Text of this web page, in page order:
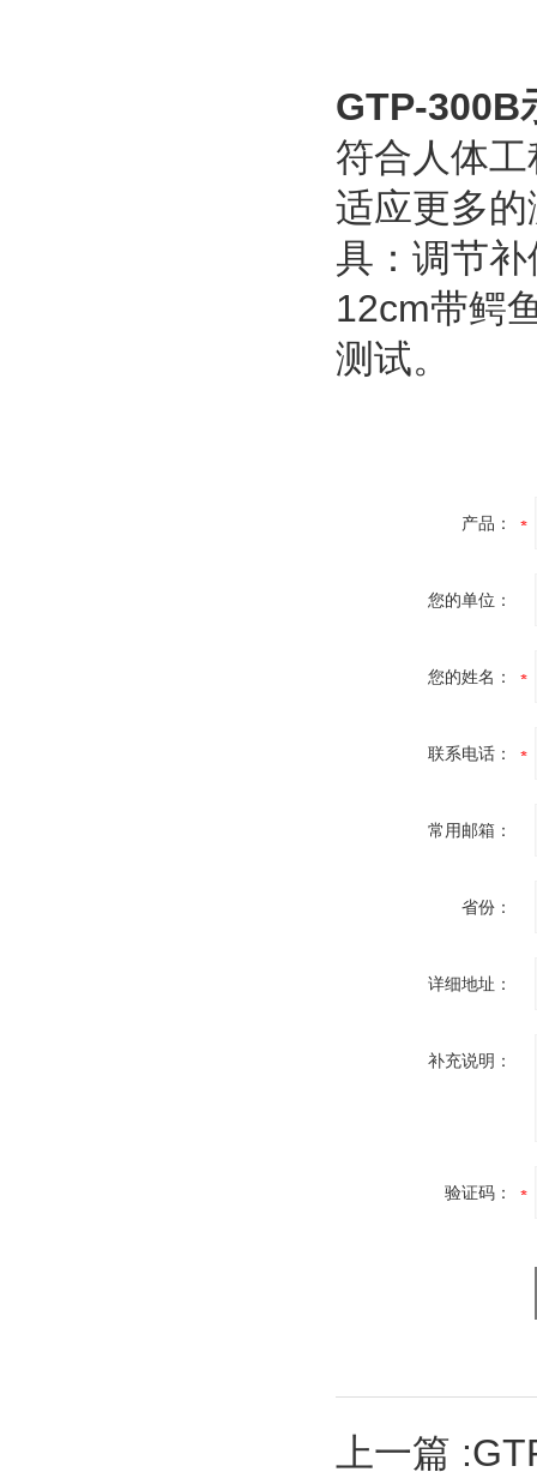
GTP-300B
符合人体
适应更多
具：调节
12cm带鳄
测试。
产品：
您的单位：
您的姓名：
联系电话：
常用邮箱：
省份：
详细地址：
补充说明：
验证码：
上一篇 :